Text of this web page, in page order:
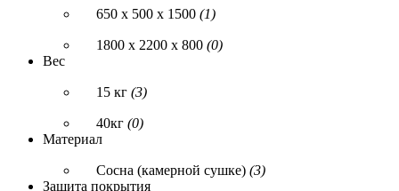
650 х 500 х 1500 (1)
1800 х 2200 х 800 (0)
Вес
15 кг (3)
40кг (0)
Материал
Сосна (камерной сушке) (3)
Защита покрытия